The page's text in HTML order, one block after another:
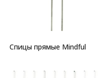
Спицы прямые Mindful